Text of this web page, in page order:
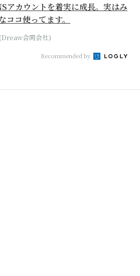
アカウントを着実に成長。実はみ
ココ使ってます。
合同会社)
Recommended by